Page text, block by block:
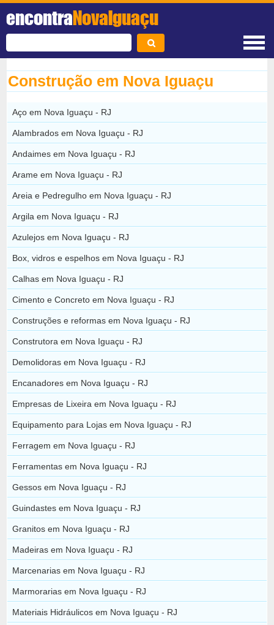
encontraNovaIguaçu
Construção em Nova Iguaçu
Aço em Nova Iguaçu - RJ
Alambrados em Nova Iguaçu - RJ
Andaimes em Nova Iguaçu - RJ
Arame em Nova Iguaçu - RJ
Areia e Pedregulho em Nova Iguaçu - RJ
Argila em Nova Iguaçu - RJ
Azulejos em Nova Iguaçu - RJ
Box, vidros e espelhos em Nova Iguaçu - RJ
Calhas em Nova Iguaçu - RJ
Cimento e Concreto em Nova Iguaçu - RJ
Construções e reformas em Nova Iguaçu - RJ
Construtora em Nova Iguaçu - RJ
Demolidoras em Nova Iguaçu - RJ
Encanadores em Nova Iguaçu - RJ
Empresas de Lixeira em Nova Iguaçu - RJ
Equipamento para Lojas em Nova Iguaçu - RJ
Ferragem em Nova Iguaçu - RJ
Ferramentas em Nova Iguaçu - RJ
Gessos em Nova Iguaçu - RJ
Guindastes em Nova Iguaçu - RJ
Granitos em Nova Iguaçu - RJ
Madeiras em Nova Iguaçu - RJ
Marcenarias em Nova Iguaçu - RJ
Marmorarias em Nova Iguaçu - RJ
Materiais Hidráulicos em Nova Iguaçu - RJ